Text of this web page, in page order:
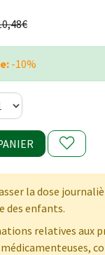
-10%
la dose
des enfants.
relatives aux